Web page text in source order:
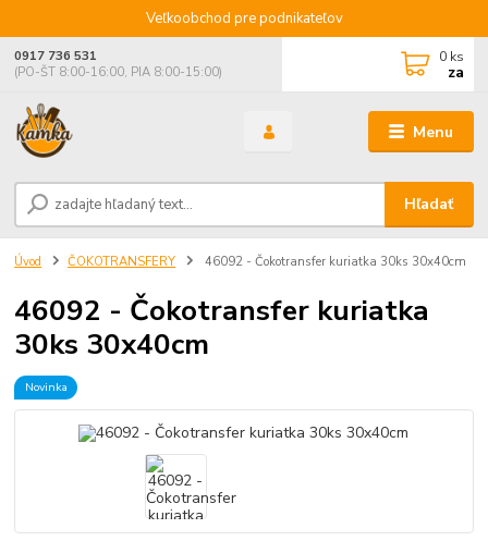
Veľkoobchod pre podnikateľov
Menu
Hľadať
0917 736 531
(PO-ŠT 8:00-16:00, PIA 8:00-15:00)
0 ks
za
Úvod ČOKOTRANSFERY 46092 - Čokotransfer kuriatka 30ks 30x40cm
46092 - Čokotransfer kuriatka
30ks 30x40cm
Novinka